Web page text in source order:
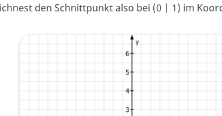
den Schnittpunkt also bei (0 | 1) im